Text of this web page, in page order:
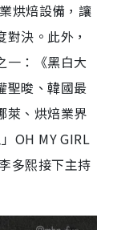
烘焙設備，讓
決。此外，
一：《黑白大
聖晙、韓國最
萊、烘焙業界
OH MY GIRL
多熙接下主持